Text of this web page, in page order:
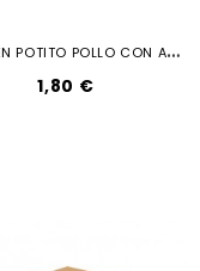
N
UTRIBEN POTITO POLLO CON ARROZ 235 G
1,80 €